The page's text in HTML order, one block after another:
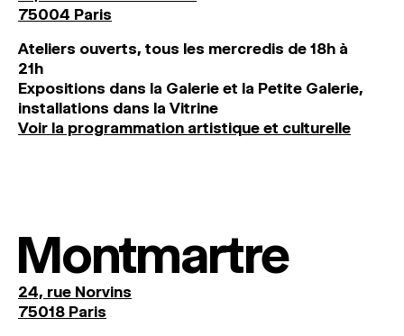
75004 Paris
Ateliers ouverts, tous les mercredis de 18h à
21h
Expositions dans la Galerie et la Petite Galerie,
installations dans la Vitrine
Voir la programmation artistique et culturelle
Montmartre
24, rue Norvins
75018 Paris